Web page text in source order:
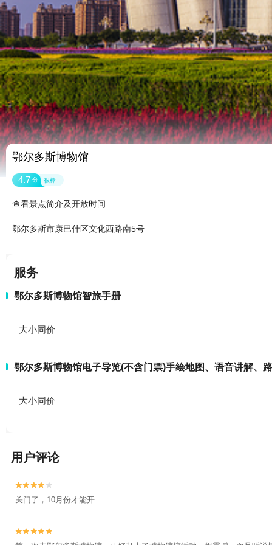
鄂尔多斯博物馆
4.7 分 很棒
查看景点简介及开放时间
鄂尔多斯市康巴什区文化西路南5号
服务
鄂尔多斯博物馆智旅手册
大小同价
鄂尔多斯博物馆电子导览(不含门票)手绘地图、语音讲解、
大小同价
用户评论


关门了，10月份才能开

